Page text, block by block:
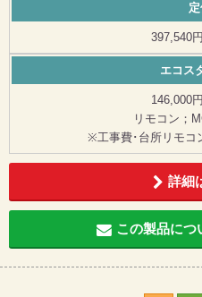
397,540
エコス
146,000
リモコン；
※工事費･台所リモコ
詳細
この製品につ